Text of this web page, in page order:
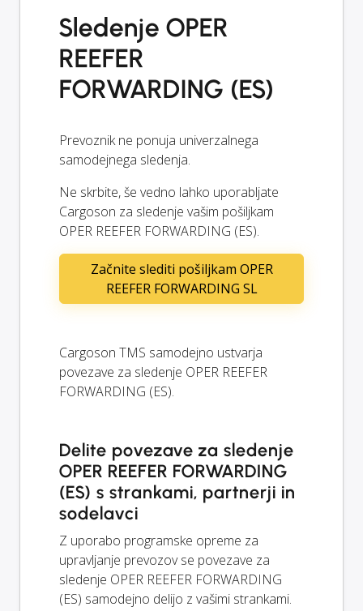
Sledenje OPER
REEFER
FORWARDING (ES)
Prevoznik ne ponuja univerzalnega
samodejnega sledenja.
Ne skrbite, še vedno lahko uporabljate
Cargoson za sledenje vašim pošiljkam
OPER REEFER FORWARDING (ES).
Začnite slediti pošiljkam OPER
REEFER FORWARDING SL
Cargoson TMS samodejno ustvarja
povezave za sledenje OPER REEFER
FORWARDING (ES).
Delite povezave za sledenje
OPER REEFER FORWARDING
(ES) s strankami, partnerji in
sodelavci
Z uporabo programske opreme za
upravljanje prevozov se povezave za
sledenje OPER REEFER FORWARDING
(ES) samodejno delijo z vašimi strankami.